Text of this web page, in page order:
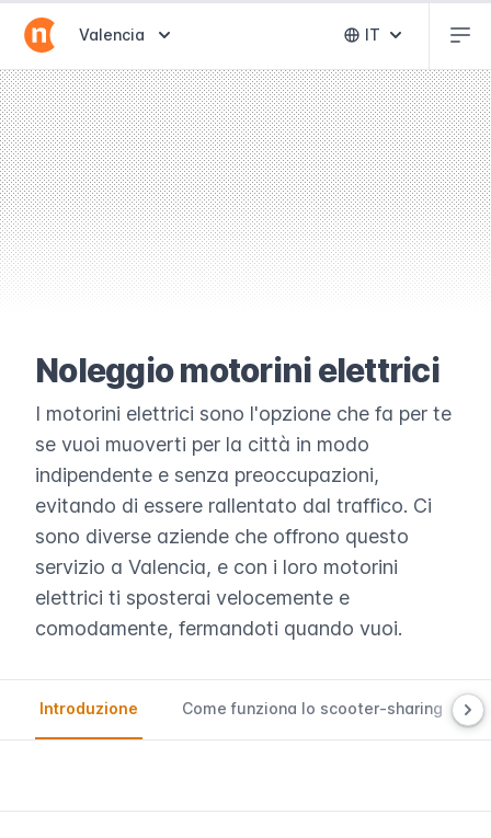
Abrir selector de destinos
Valencia Abrir selector
IT
Noleggio motorini elettrici
I motorini elettrici sono l'opzione che fa per te
se vuoi muoverti per la città in modo
indipendente e senza preoccupazioni,
evitando di essere rallentato dal traffico. Ci
sono diverse aziende che offrono questo
servizio a Valencia, e con i loro motorini
elettrici ti sposterai velocemente e
comodamente, fermandoti quando vuoi.
Introduzione Come funziona lo scooter-sharing